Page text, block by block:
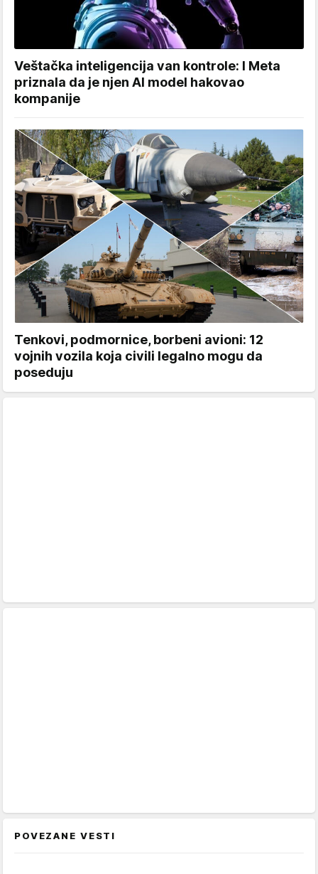
Veštačka inteligencija van kontrole: I Meta
priznala da je njen AI model hakovao
kompanije
Tenkovi, podmornice, borbeni avioni: 12
vojnih vozila koja civili legalno mogu da
poseduju
POVEZANE VESTI